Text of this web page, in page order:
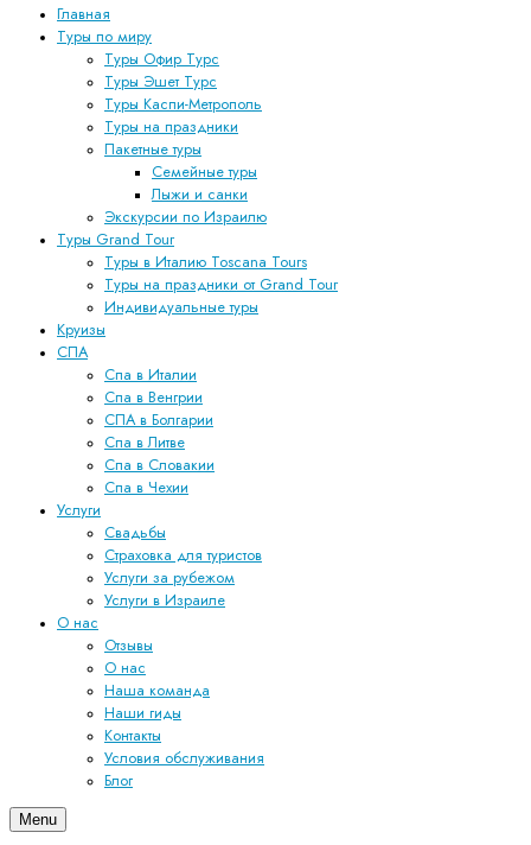
Главная
Туры по миру
Туры Офир Турс
Туры Эшет Турс
Туры Каспи-Метрополь
Туры на праздники
Пакетные туры
Семейные туры
Лыжи и санки
Экскурсии по Израилю
Туры Grand Tour
Туры в Италию Toscana Tours
Туры на праздники от Grand Tour
Индивидуальные туры
Круизы
СПА
Спа в Италии
Спа в Венгрии
СПА в Болгарии
Спа в Литве
Спа в Словакии
Спа в Чехии
Услуги
Свадьбы
Страховка для туристов
Услуги за рубежом
Услуги в Израиле
О нас
Отзывы
О нас
Наша команда
Наши гиды
Контакты
Условия обслуживания
Блог
Menu